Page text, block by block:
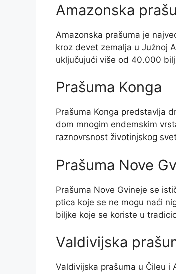
Amazonska
Amazonska prašuma je
kroz devet zemalja u Južnoj
uključujući više od 40.000
Prašuma Konga
Prašuma Konga predstavlja
dom mnogim endemskim
raznovrsnost životinjskog
Prašuma Nove
Prašuma Nove Gvineje se
ptica koje se ne mogu naći
biljke koje se koriste u
Valdivijska
Valdivijska prašuma u Čileu i